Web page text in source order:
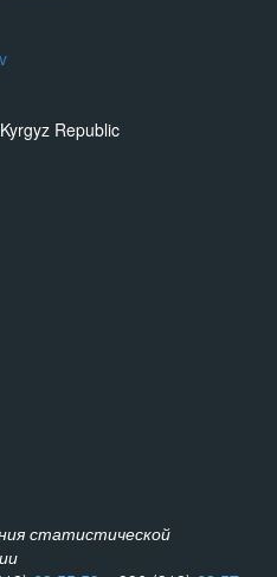
Republic
статистической